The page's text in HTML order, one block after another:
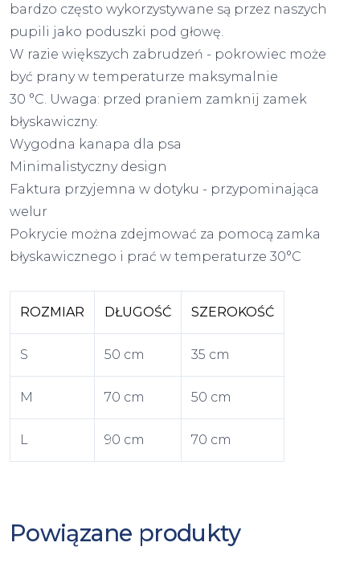
bardzo często wykorzystywane są przez naszych
pupili jako poduszki pod głowę.
W razie większych zabrudzeń - pokrowiec może
być prany w temperaturze maksymalnie
30 °C. Uwaga: przed praniem zamknij zamek
błyskawiczny.
Wygodna kanapa dla psa
Minimalistyczny design
Faktura przyjemna w dotyku - przypominająca
welur
Pokrycie można zdejmować za pomocą zamka
błyskawicznego i prać w temperaturze 30°C
ROZMIAR DŁUGOŚĆ SZEROKOŚĆ
S 50 cm 35 cm
M 70 cm 50 cm
L 90 cm 70 cm
Powiązane produkty